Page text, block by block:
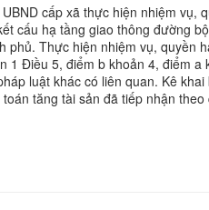
cấp xã thực hiện nhiệm vụ,
cấu hạ tầng giao thông đường
phủ. Thực hiện nhiệm vụ, quyền
1 Điều 5, điểm b khoản 4, điểm
luật khác có liên quan. Kê
toán tăng tài sản đã tiếp nhận